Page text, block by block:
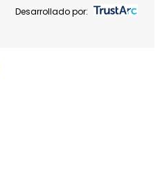
Desarrollado por: